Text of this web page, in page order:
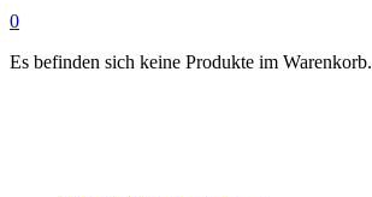
0
Es befinden sich keine Produkte im Warenkorb.